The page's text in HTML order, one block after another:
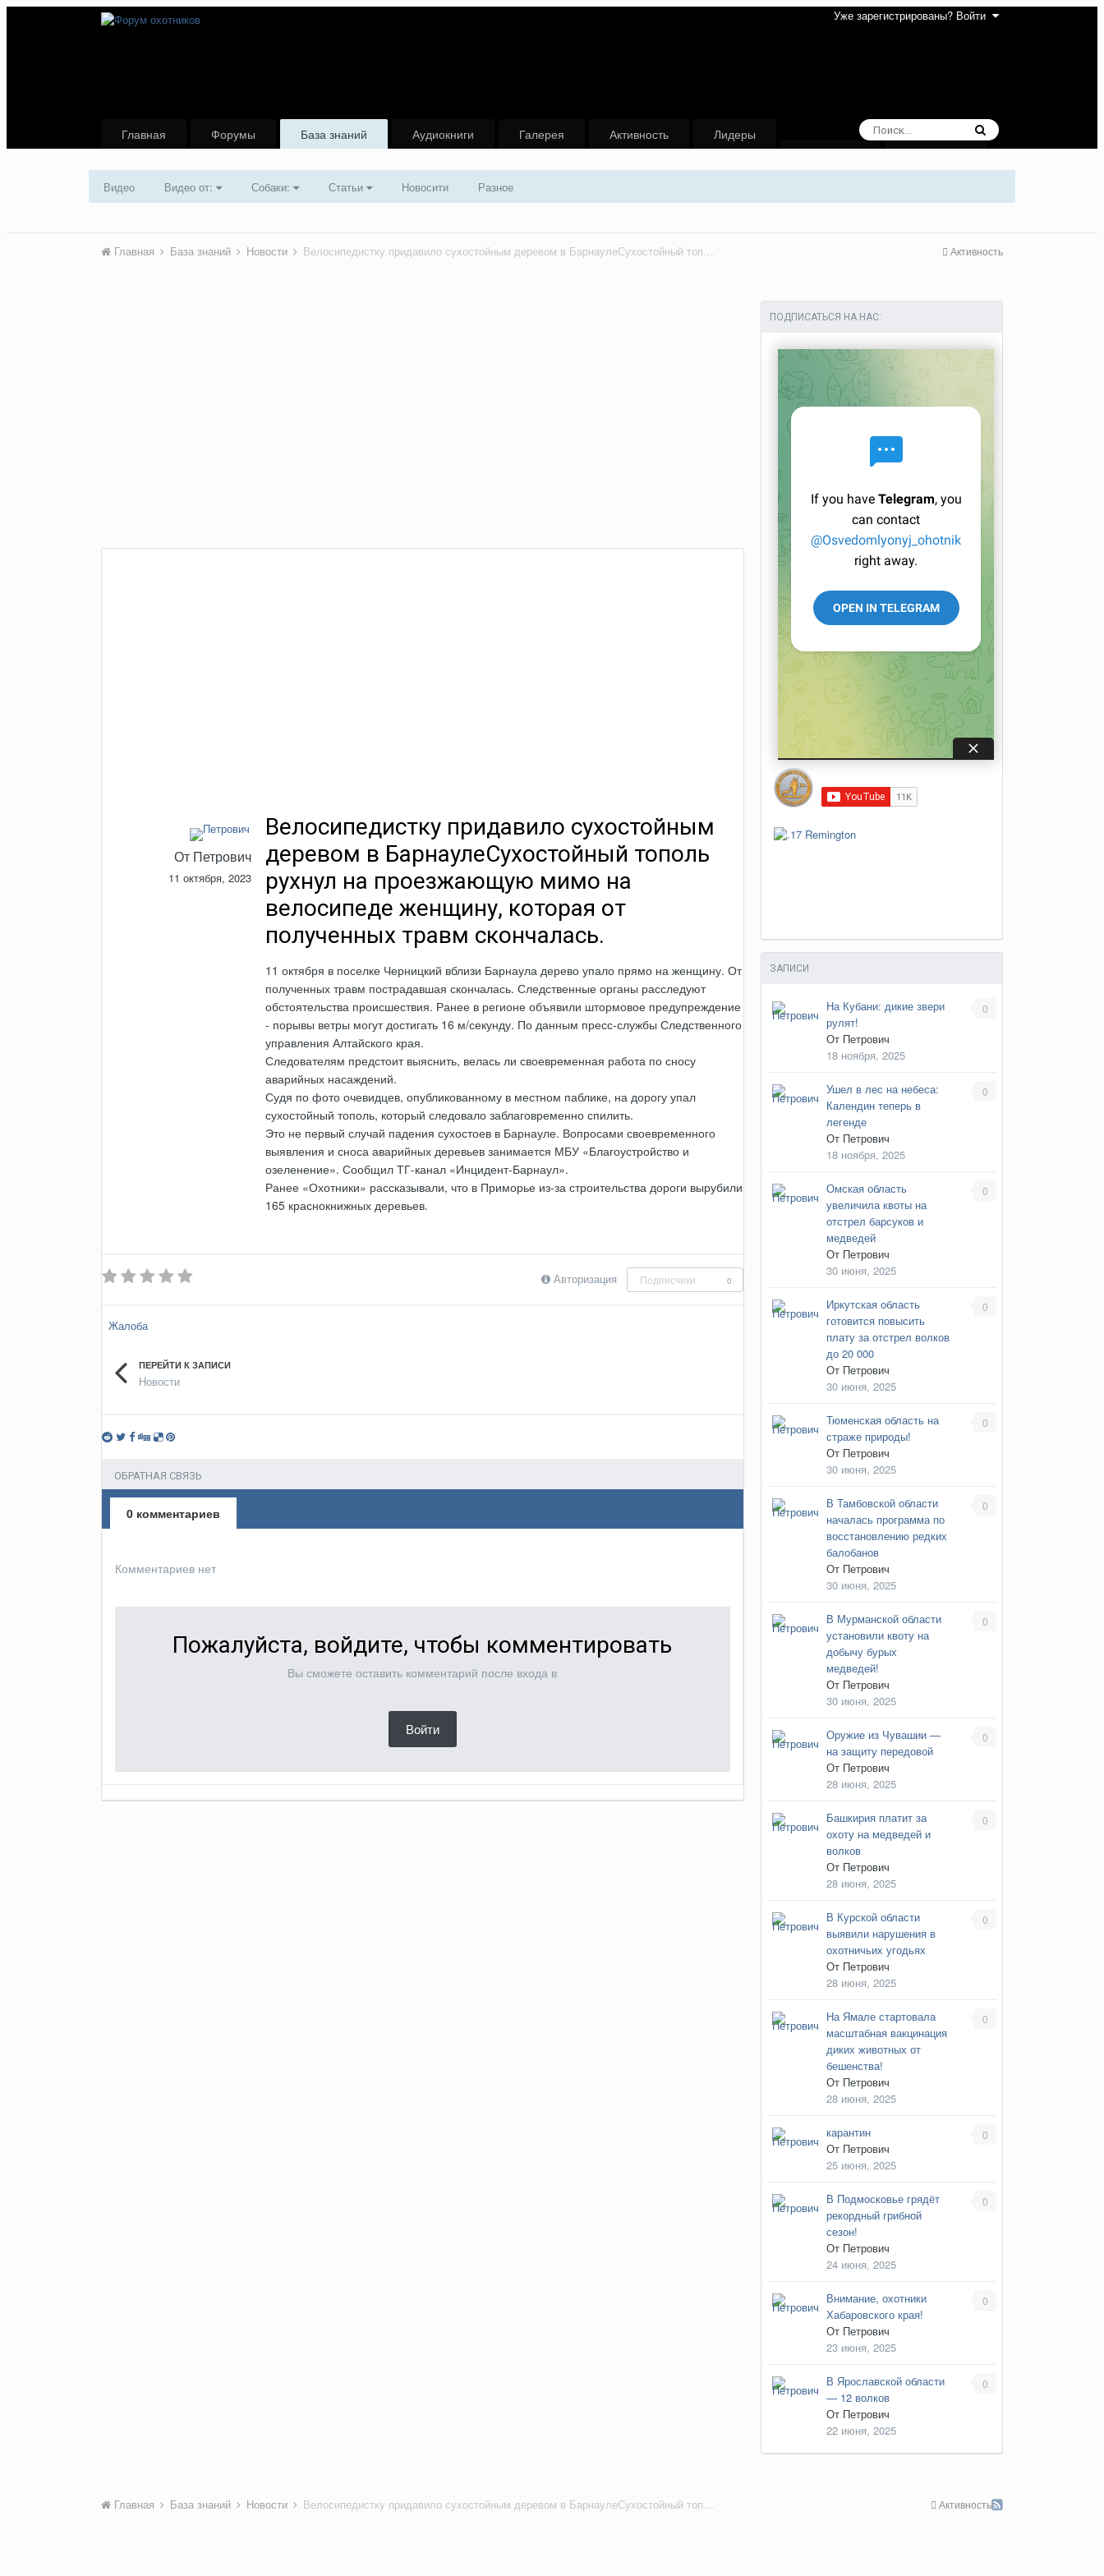
Уже зарегистрированы? Войти
Главная Форумы База знаний
Видео Видео от: Собаки: Статьи Новосити Разное
Аудиокниги Галерея Активность
Лидеры
Активность
Главная База знаний Новости Велосипедистку придавило сухостойным деревом в БарнаулеСухостойный тополь рухнул на проезжающую мимо на велосипеде женщину, которая от полученных травм скончалась.
От Петрович
11 октября, 2023
Велосипедистку придавило сухостойным
деревом в БарнаулеСухостойный тополь
рухнул на проезжающую мимо на
велосипеде женщину, которая от
полученных травм скончалась.
11 октября в поселке Черницкий вблизи Барнаула дерево упало прямо на женщину. От
полученных травм пострадавшая скончалась. Следственные органы расследуют
обстоятельства происшествия. Ранее в регионе объявили штормовое предупреждение
- порывы ветры могут достигать 16 м/секунду. По данным пресс-службы Следственного
управления Алтайского края.
Следователям предстоит выяснить, велась ли своевременная работа по сносу
аварийных насаждений.
Судя по фото очевидцев, опубликованному в местном паблике, на дорогу упал
сухостойный тополь, который следовало заблаговременно спилить.
Это не первый случай падения сухостоев в Барнауле. Вопросами своевременного
выявления и сноса аварийных деревьев занимается МБУ «Благоустройство и
озеленение». Сообщил ТГ-канал «Инцидент-Барнаул».
Ранее «Охотники» рассказывали, что в Приморье из-за строительства дороги вырубили
165 краснокнижных деревьев.
Авторизация Подписчики 0
Жалоба
ПЕРЕЙТИ К ЗАПИСИ
Новости
ОБРАТНАЯ СВЯЗЬ
0 комментариев
Комментариев нет
Пожалуйста, войдите, чтобы комментировать
Вы сможете оставить комментарий после входа в
Войти
ПОДПИСАТЬСЯ НА НАС:
ЗАПИСИ
0
На Кубани: дикие звери
рулят!
От Петрович
18 ноября, 2025
0
Ушел в лес на небеса:
Календин теперь в
легенде
От Петрович
18 ноября, 2025
0
Омская область
увеличила квоты на
отстрел барсуков и
медведей
От Петрович
30 июня, 2025
0
Иркутская область
готовится повысить
плату за отстрел волков
до 20 000
От Петрович
30 июня, 2025
0
Тюменская область на
страже природы!
От Петрович
30 июня, 2025
0
В Тамбовской области
началась программа по
восстановлению редких
балобанов
От Петрович
30 июня, 2025
0
В Мурманской области
установили квоту на
добычу бурых
медведей!
От Петрович
30 июня, 2025
0
Оружие из Чувашии —
на защиту передовой
От Петрович
28 июня, 2025
0
Башкирия платит за
охоту на медведей и
волков
От Петрович
28 июня, 2025
0
В Курской области
выявили нарушения в
охотничьих угодьях
От Петрович
28 июня, 2025
0
На Ямале стартовала
масштабная вакцинация
диких животных от
бешенства!
От Петрович
28 июня, 2025
0
карантин
От Петрович
25 июня, 2025
0
В Подмосковье грядёт
рекордный грибной
сезон!
От Петрович
24 июня, 2025
0
Внимание, охотники
Хабаровского края!
От Петрович
23 июня, 2025
0
В Ярославской области
— 12 волков
От Петрович
22 июня, 2025
Активность
Главная База знаний Новости Велосипедистку придавило сухостойным деревом в БарнаулеСухостойный тополь рухнул на проезжающую мимо на велосипеде женщину, которая от полученных травм скончалась.